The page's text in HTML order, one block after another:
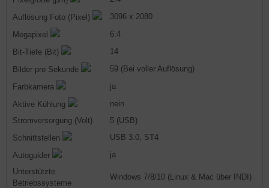
Auflösung Foto (Pixel)
3096 x 2080
Megapixel
6.4
Bit-Tiefe (Bit)
14
Bilder pro Sekunde
59 (Bei voller Auflösung)
Farbkamera
ja
Aktive Kühlung
nein
Stromversorgung (Volt)
5 (USB)
Schnittstellen
USB 3.0, ST4
Autoguider
ja
Unterstützte
Betriebssysteme
Windows 7/8/10 (Linux & Mac über INDI)